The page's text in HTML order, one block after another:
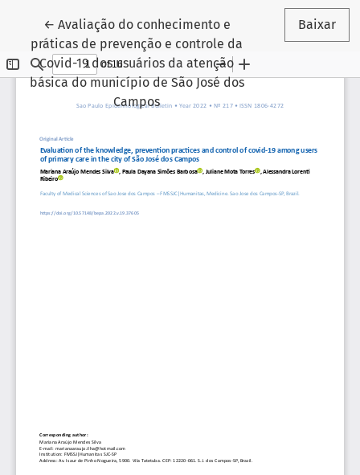
← Voltar aos Detalhes do Artigo
Avaliação do conhecimento e
práticas de prevenção e controle da
Covid-19 dos usuários da atenção
básica do município de São José dos
Campos
Baixar